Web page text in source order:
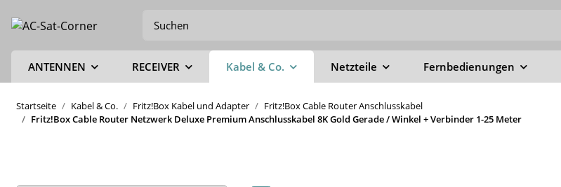
ANTENNEN RECEIVER Kabel & Co. Netzteile Fernbedienungen
Startseite Kabel & Co. Fritz!Box Kabel und Adapter
Fritz!Box Cable Router Anschlusskabel
Fritz!Box Cable Router Netzwerk Deluxe Premium Anschlusskabel 8K Gold Gerade / Winkel + Verbinder 1-25 Meter